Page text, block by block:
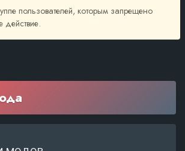
пользователей, которым запрещено
действие.